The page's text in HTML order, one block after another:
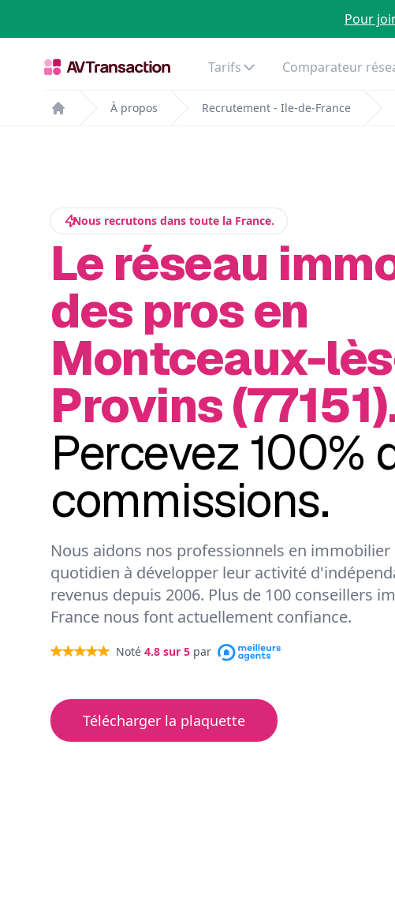
Pour
Tarifs Comparateur
Home
À propos Recrutement - Ile-de-France
Nous recrutons dans toute la France.
Le réseau
des pros en
Montceaux-
Provins
Percevez 100%
commissions.
Nous aidons nos professionnels en immobilier
quotidien à développer leur activité
revenus depuis 2006. Plus de 100 conseillers
France nous font actuellement confiance.
Noté 4.8 sur 5 par
Télécharger la plaquette